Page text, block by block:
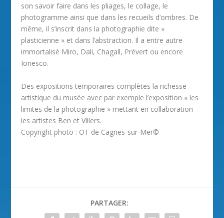
son savoir faire dans les pliages, le collage, le
photogramme ainsi que dans les recueils d’ombres. De
même, il s’inscrit dans la photographie dite «
plasticienne » et dans l’abstraction. Il a entre autre
immortalisé Miro, Dali, Chagall, Prévert ou encore
Ionesco.
Des expositions temporaires complètes la richesse
artistique du musée avec par exemple l’exposition « les
limites de la photographie » mettant en collaboration
les artistes Ben et Villers.
Copyright photo : OT de Cagnes-sur-Mer©
PARTAGER: